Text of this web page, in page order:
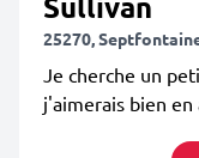
25270,
Je cherche un
j'aimerais bien